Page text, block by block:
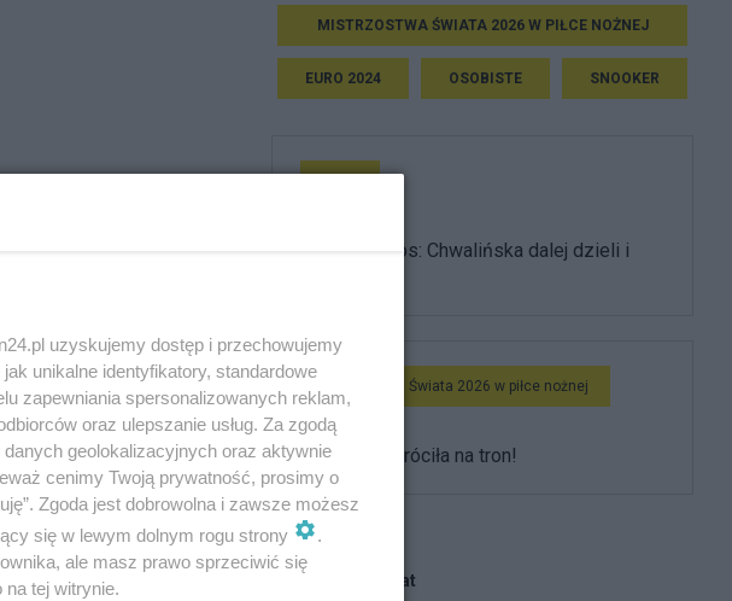
w środę obyło
setach. Zacieram
MISTRZOSTWA ŚWIATA 2026 W PIŁCE NOŻNEJ
EURO 2024 OSOBISTE SNOOKER
Roland Garros: Chwalińska dalej dzieli i
Mistrzostwa Świata 2026 w piłce nożnej
Hiszpania wróciła na tron!
Blogi na ten temat
uzyskujemy dostęp i przechowujemy
unikalne identyfikatory, standardowe
zapewniania spersonalizowanych reklam,
oraz ulepszanie usług. Za zgodą
geolokalizacyjnych oraz aktywnie
cenimy Twoją prywatność, prosimy o
Zgoda jest dobrowolna i zawsze możesz
się w lewym dolnym rogu strony
.
ale masz prawo sprzeciwić się
na tej witrynie.